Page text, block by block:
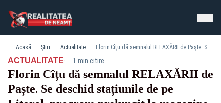
Acasă Știri Actualitate Florin Cîțu dă semnalul RELAXĂRII de Paște. Se deschid stațiunile de pe Litoral, program prelungit la magazine
ACTUALITATE· 1 min citire
Florin Cîțu dă semnalul RELAXĂRII de
Paște. Se deschid stațiunile de pe